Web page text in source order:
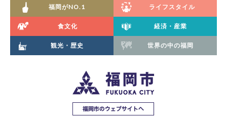
福岡がNO.1 ライフスタイル
食文化 経済・産業
観光・歴史 世界の中の福岡